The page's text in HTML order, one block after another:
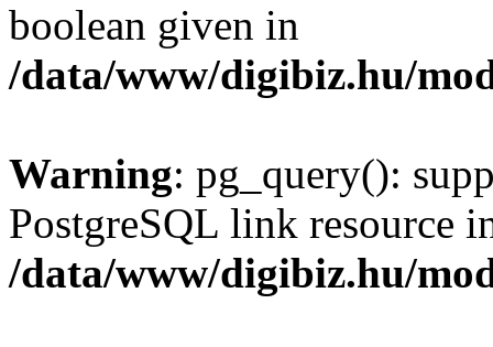
boolean given in
/data/www/digibiz.hu/
Warning: pg_query():
PostgreSQL link resource
/data/www/digibiz.hu/